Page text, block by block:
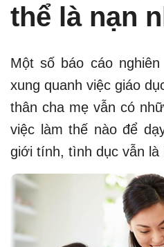
thể là nạn
Một số báo cáo
xung quanh việc giáo
thân cha mẹ vẫn có
việc làm thế nào để
giới tính, tình dục vẫn là